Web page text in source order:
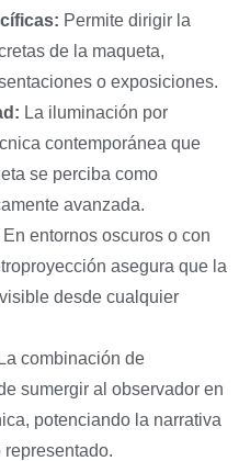
Permite dirigir la
de la maqueta,
o exposiciones.
La iluminación por
contemporánea que
se perciba como
avanzada.
En entornos oscuros o con
asegura que la
desde cualquier
La combinación de
sumergir al observador en
potenciando la narrativa